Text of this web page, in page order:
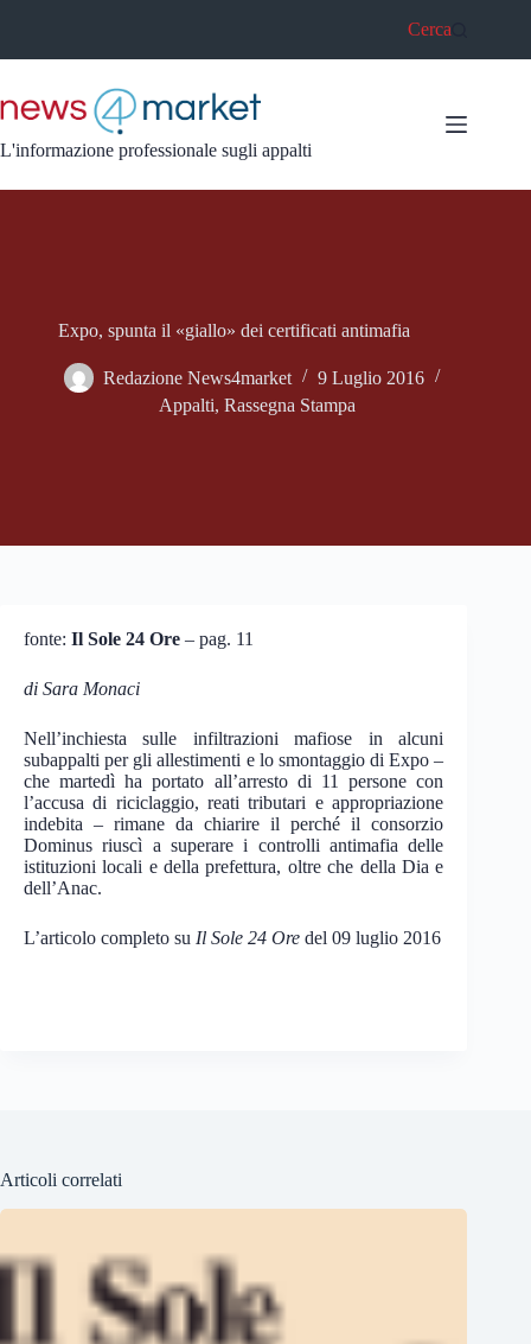
Cerca
L'informazione professionale sugli appalti
Expo, spunta il «giallo» dei certificati antimafia
Redazione News4market
9 Luglio 2016
Appalti,Rassegna Stampa
fonte: Il Sole 24 Ore – pag. 11
di Sara Monaci
Nell’inchiesta sulle infiltrazioni mafiose in alcuni
subappalti per gli allestimenti e lo smontaggio di Expo –
che martedì ha portato all’arresto di 11 persone con
l’accusa di riciclaggio, reati tributari e appropriazione
indebita – rimane da chiarire il perché il consorzio
Dominus riuscì a superare i controlli antimafia delle
istituzioni locali e della prefettura, oltre che della Dia e
dell’Anac.
L’articolo completo su Il Sole 24 Ore del 09 luglio 2016
Articoli correlati